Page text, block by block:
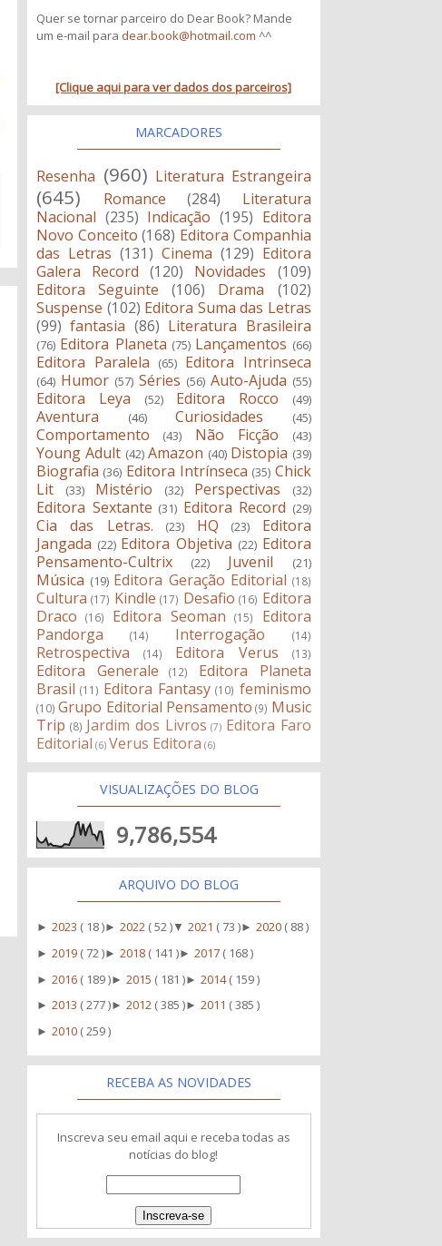
Quer se tornar parceiro do Dear Book? Mande
um e-mail para dear.book@hotmail.com ^^
[Clique aqui para ver dados dos parceiros]
MARCADORES
Resenha (960) Literatura Estrangeira
(645) Romance (284)
Literatura
Nacional (235) Indicação (195) Editora
Novo Conceito (168) Editora Companhia
das Letras (131) Cinema (129) Editora
Galera Record
(120) Novidades
(109)
Editora Seguinte
(106) Drama
(102)
Suspense (102) Editora Suma das Letras
(99) fantasia (86) Literatura Brasileira
(76) Editora Planeta (75) Lançamentos (66)
Editora Paralela (65) Editora Intrinseca
(64) Humor (57) Séries (56) Auto-Ajuda (55)
Editora Leya (52) Editora Rocco (49)
Aventura (46) Curiosidades (45)
Comportamento (43) Não Ficção (43)
Young Adult (42) Amazon (40) Distopia (39)
Biografia (36) Editora Intrínseca (35) Chick
Lit
(33) Mistério (32) Perspectivas (32)
Editora Sextante (31) Editora Record (29)
Cia das Letras. (23) HQ (23)
Editora
Jangada (22) Editora Objetiva (22) Editora
Pensamento-Cultrix
(22) Juvenil (21)
Música (19) Editora Geração Editorial (18)
Cultura (17) Kindle (17) Desafio (16) Editora
Draco
(16) Editora Seoman (15)
Editora
Pandorga
(14) Interrogação (14)
Retrospectiva (14) Editora Verus (13)
Editora Generale (12)
Editora Planeta
Brasil (11) Editora Fantasy (10) feminismo
(10) Grupo Editorial Pensamento (9) Music
Trip (8) Jardim dos Livros (7) Editora Faro
Editorial (6) Verus Editora (6)
VISUALIZAÇÕES DO BLOG
9,786,554
ARQUIVO DO BLOG
►2023 ( 18 )►2022 ( 52 ) ▼2021 ( 73 )►2020 ( 88 )
►2019 ( 72 )►2018 ( 141 )►2017 ( 168 )
►2016 ( 189 )►2015 ( 181 )►2014( 159 )
►2013 ( 277 )►2012 ( 385 )►2011 ( 385 )
►2010 ( 259 )
RECEBA AS NOVIDADES
Inscreva seu email aqui e receba todas as
notícias do blog!